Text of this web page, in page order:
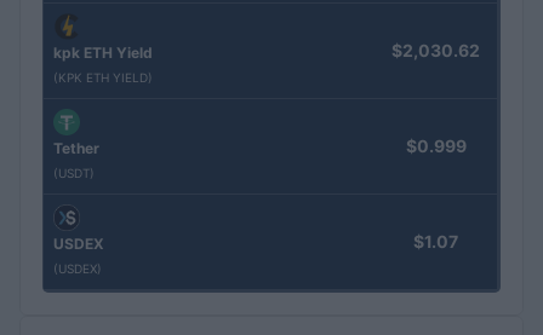
kpk ETH Yield
(KPK ETH YIELD)
$2,030.62
Tether
(USDT)
$0.999
USDEX
(USDEX)
$1.07